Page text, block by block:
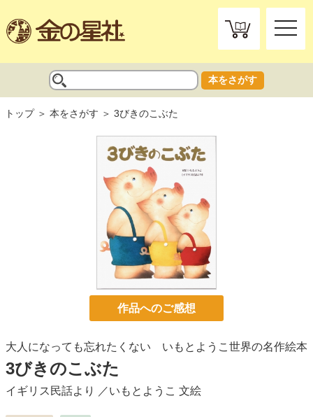
toggle
本をさがす
トップ 本をさがす 3びきのこぶた
作品へのご感想
大人になっても忘れたくない いもとようこ世界の名作絵本
3びきのこぶた
イギリス民話より ／いもとようこ 文絵